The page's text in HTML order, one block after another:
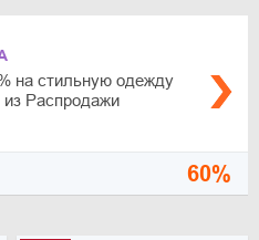
на стильную одежду
из Распродажи
60%